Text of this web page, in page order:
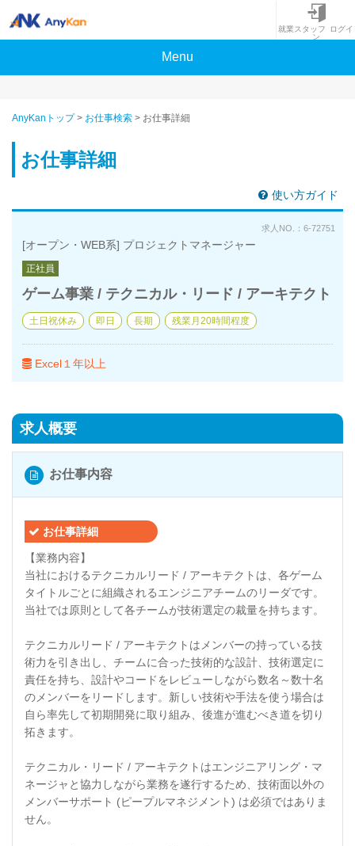
就業スタッフ ログイ
ン
Menu
AnyKanトップ > お仕事検索 > お仕事詳細
お仕事詳細
使い方ガイド
求人NO.：6-72751
[オープン・WEB系] プロジェクトマネージャー
正社員
ゲーム事業 / テクニカル・リード / アーキテクト
土日祝休み 即日 長期 残業月20時間程度
Excel１年以上
求人概要
お仕事内容
お仕事詳細
【業務内容】
当社におけるテクニカルリード / アーキテクトは、各ゲーム
タイトルごとに組織されるエンジニアチームのリーダです。
当社では原則として各チームが技術選定の裁量を持ちます。
テクニカルリード / アーキテクトはメンバーの持っている技
術力を引き出し、チームに合った技術的な設計、技術選定に
責任を持ち、設計やコードをレビューしながら数名～数十名
のメンバーをリードします。新しい技術や手法を使う場合は
自ら率先して初期開発に取り組み、後進が進むべき道を切り
拓きます。
テクニカル・リード / アーキテクトはエンジニアリング・マ
ネージャと協力しながら業務を遂行するため、技術面以外の
メンバーサポート (ピープルマネジメント) は必須ではありま
せん。